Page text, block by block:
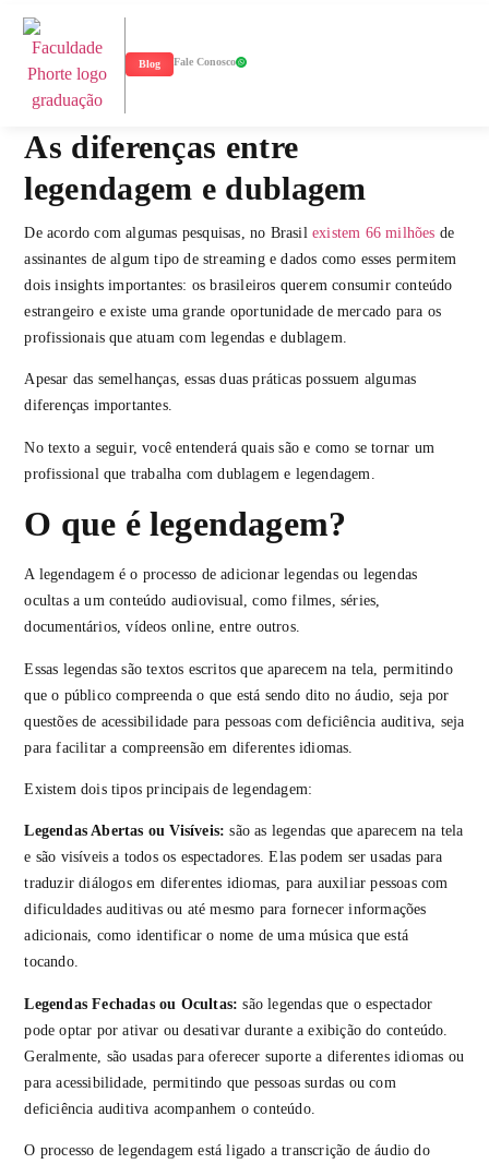
Blog Fale Conosco
As diferenças entre
legendagem e dublagem
De acordo com algumas pesquisas, no Brasilexistem 66 milhões de
assinantes de algum tipo de streaming e dados como esses permitem
dois insights importantes: os brasileiros querem consumir conteúdo
estrangeiro e existe uma grande oportunidade de mercado para os
profissionais que atuam com legendas e dublagem.
Apesar das semelhanças, essas duas práticas possuem algumas
diferenças importantes.
No texto a seguir, você entenderá quais são e como se tornar um
profissional que trabalha com dublagem e legendagem.
O que é legendagem?
A legendagem é o processo de adicionar legendas ou legendas
ocultas a um conteúdo audiovisual, como filmes, séries,
documentários, vídeos online, entre outros.
Essas legendas são textos escritos que aparecem na tela, permitindo
que o público compreenda o que está sendo dito no áudio, seja por
questões de acessibilidade para pessoas com deficiência auditiva, seja
para facilitar a compreensão em diferentes idiomas.
Existem dois tipos principais de legendagem:
Legendas Abertas ou Visíveis: são as legendas que aparecem na tela
e são visíveis a todos os espectadores. Elas podem ser usadas para
traduzir diálogos em diferentes idiomas, para auxiliar pessoas com
dificuldades auditivas ou até mesmo para fornecer informações
adicionais, como identificar o nome de uma música que está
tocando.
Legendas Fechadas ou Ocultas:são legendas que o espectador
pode optar por ativar ou desativar durante a exibição do conteúdo.
Geralmente, são usadas para oferecer suporte a diferentes idiomas ou
para acessibilidade, permitindo que pessoas surdas ou com
deficiência auditiva acompanhem o conteúdo.
O processo de legendagem está ligado a transcrição de áudio do